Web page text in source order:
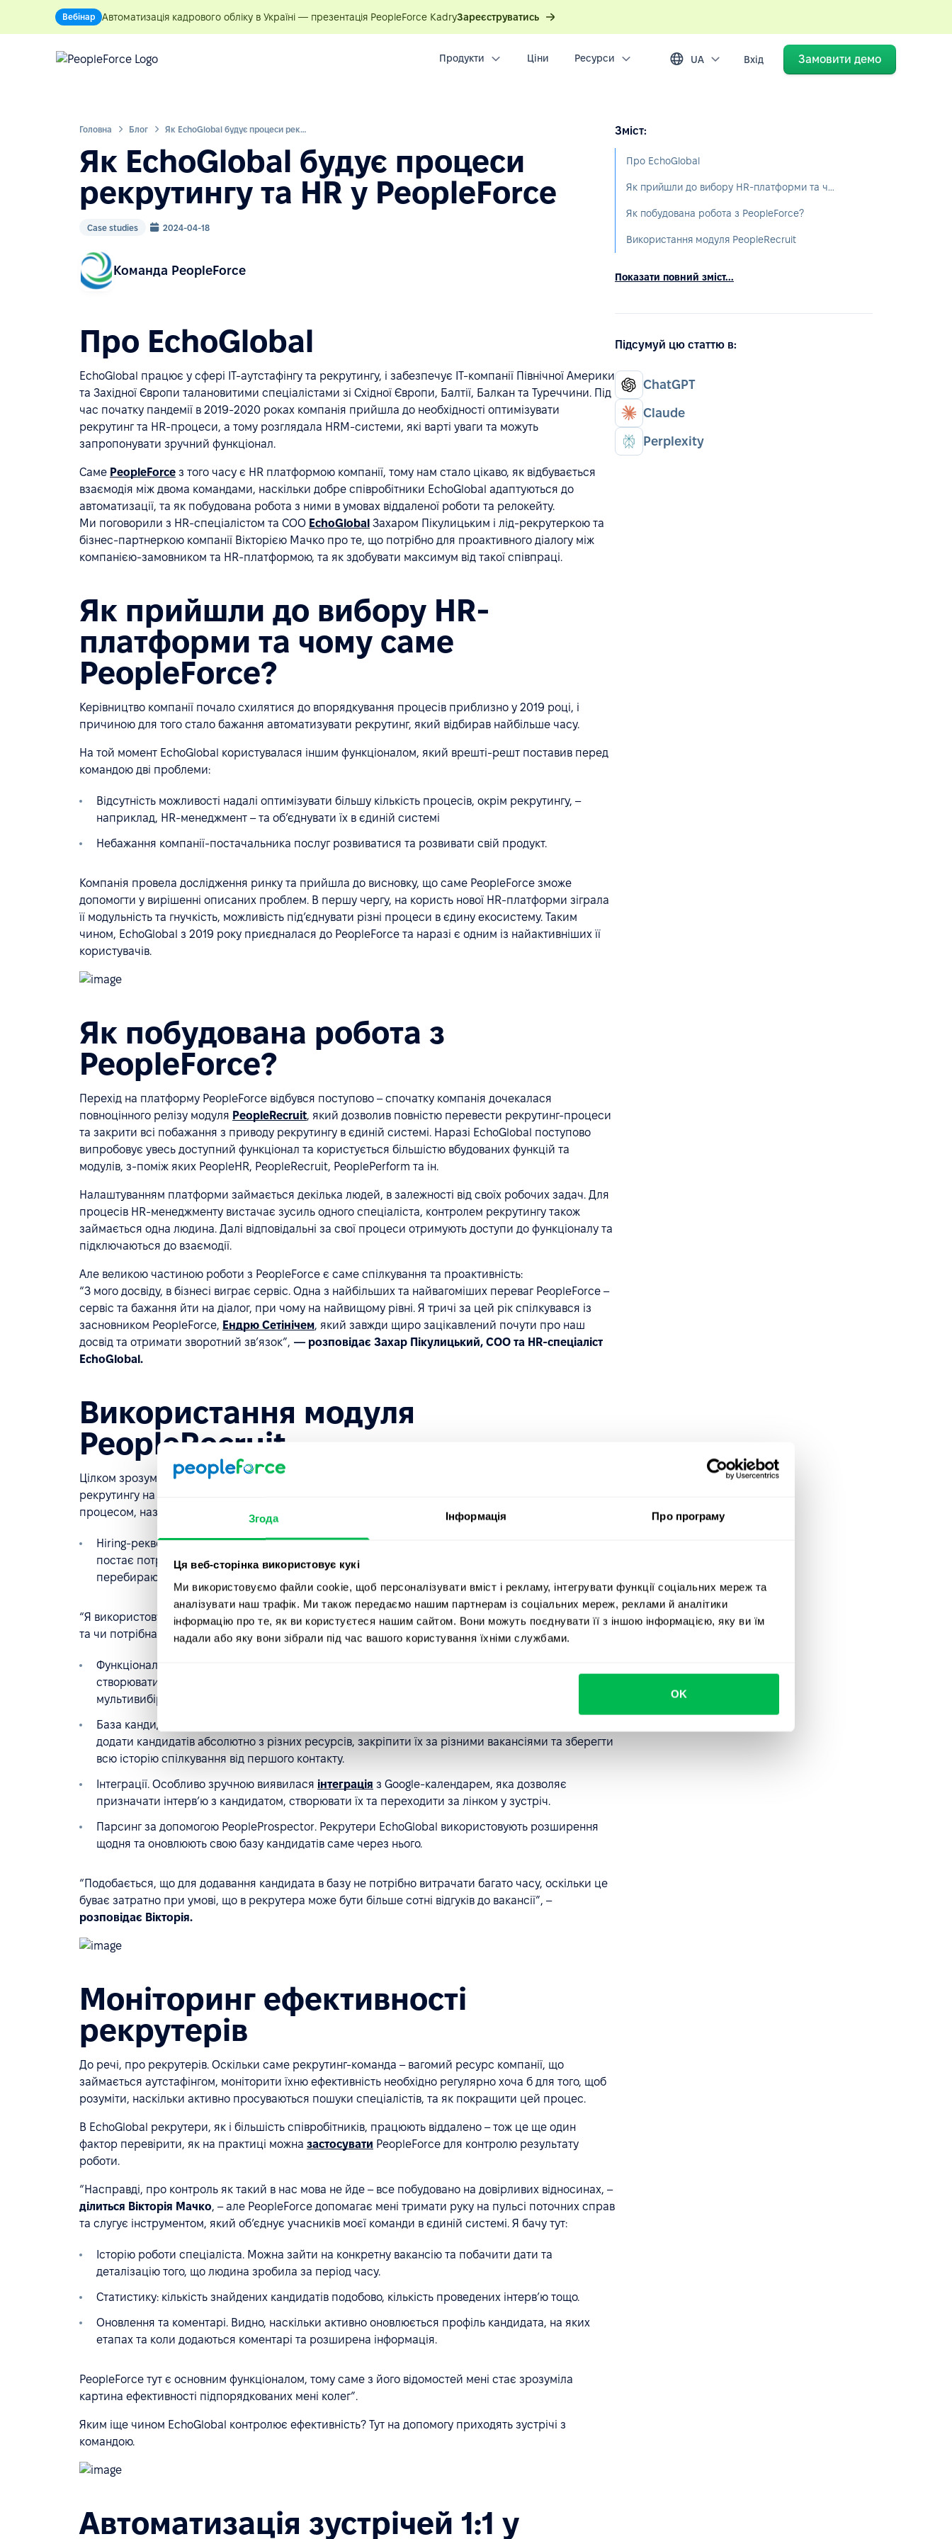
Згода Інформація Про програму
Ця веб-сторінка використовує кукі
Ми використовуємо файли cookie, щоб персоналізувати вміст і рекламу, інтегрувати функції соціальних мереж та
аналізувати наш трафік. Ми також передаємо нашим партнерам із соціальних мереж, реклами й аналітики
інформацію про те, як ви користуєтеся нашим сайтом. Вони можуть поєднувати її з іншою інформацією, яку ви їм
надали або яку вони зібрали під час вашого користування їхніми службами.
OK
Вебінар Автоматизація кадрового обліку в Україні — презентація PeopleForce KadryЗареєструватись
Продукти Ціни Ресурси UA Вхід Замовити демо
Головна Блог Як EchoGlobal будує процеси рекрутингу та HR у PeopleForce
Як EchoGlobal будує процеси
рекрутингу та HR у PeopleForce
Case studies 2024-04-18
Команда PeopleForce
Про EchoGlobal
EchoGlobal працює у сфері IT-аутстафінгу та рекрутингу, і забезпечує IT-компанії Північної Америки
та Західної Європи талановитими спеціалістами зі Східної Європи, Балтії, Балкан та Туреччини. Під
час початку пандемії в 2019-2020 роках компанія прийшла до необхідності оптимізувати
рекрутинг та HR-процеси, а тому розглядала HRM-системи, які варті уваги та можуть
запропонувати зручний функціонал.
Саме PeopleForce з того часу є HR платформою компанії, тому нам стало цікаво, як відбувається
взаємодія між двома командами, наскільки добре співробітники EchoGlobal адаптуються до
автоматизації, та як побудована робота з ними в умовах віддаленої роботи та релокейту.
Ми поговорили з HR-спеціалістом та COO EchoGlobal Захаром Пікулицьким і лід-рекрутеркою та
бізнес-партнеркою компанії Вікторією Мачко про те, що потрібно для проактивного діалогу між
компанією-замовником та HR-платформою, та як здобувати максимум від такої співпраці.
Як прийшли до вибору HR-
платформи та чому саме
PeopleForce?
Керівництво компанії почало схилятися до впорядкування процесів приблизно у 2019 році, і
причиною для того стало бажання автоматизувати рекрутинг, який відбирав найбільше часу.
На той момент EchoGlobal користувалася іншим функціоналом, який врешті-решт поставив перед
командою дві проблеми:
Відсутність можливості надалі оптимізувати більшу кількість процесів, окрім рекрутингу, –
наприклад, HR-менеджмент – та обʼєднувати їх в єдиній системі
Небажання компанії-постачальника послуг розвиватися та розвивати свій продукт.
Компанія провела дослідження ринку та прийшла до висновку, що саме PeopleForce зможе
допомогти у вирішенні описаних проблем. В першу чергу, на користь нової HR-платформи зіграла
її модульність та гнучкість, можливість підʼєднувати різні процеси в єдину екосистему. Таким
чином, EchoGlobal з 2019 року приєдналася до PeopleForce та наразі є одним із найактивніших її
користувачів.
Як побудована робота з
PeopleForce?
Перехід на платформу PeopleForce відбувся поступово – спочатку компанія дочекалася
повноцінного релізу модуля PeopleRecruit, який дозволив повністю перевести рекрутинг-процеси
та закрити всі побажання з приводу рекрутингу в єдиній системі. Наразі EchoGlobal поступово
випробовує увесь доступний функціонал та користується більшістю вбудованих функцій та
модулів, з-поміж яких PeopleHR, PeopleRecruit, PeoplePerform та ін.
Налаштуванням платформи займається декілька людей, в залежності від своїх робочих задач. Для
процесів HR-менеджменту вистачає зусиль одного спеціаліста, контролем рекрутингу також
займається одна людина. Далі відповідальні за свої процеси отримують доступи до функціоналу та
підключаються до взаємодії.
Але великою частиною роботи з PeopleForce є саме спілкування та проактивність:
“З мого досвіду, в бізнесі виграє сервіс. Одна з найбільших та найвагоміших переваг PeopleForce –
сервіс та бажання йти на діалог, при чому на найвищому рівні. Я тричі за цей рік спілкувався із
засновником PeopleForce, Ендрю Сетінічем, який завжди щиро зацікавлений почути про наш
досвід та отримати зворотний звʼязок”, — розповідає Захар Пікулицький, COO та HR-спеціаліст
EchoGlobal.
Використання модуля
PeopleRecruit
Цілком зрозуміло, що як компанія у сфері стафінгу, EchoGlobal мала на меті автоматизацію
рекрутингу на високому рівні. Вікторія Мачко, як лід-рекрутерка EchoGlobal та керуюча цим
процесом, назвала топ-5 функцій, які використовуються найчастіше в повсякденній роботі:
Hiring-реквести або запити на найм. Аккаунт-менеджер компанії створює
постає потреба у фахівці певного профілю. Надалі Вікторія та її команда рекрутерів
перебирають на себе цей запит, обробляють його та моніторять його розвиток.
“Я використовую дашборди, щоб особисто слідкувати за тим, як йде набір, чи виникають помилки,
та чи потрібна допомога рекрутинг-менеджерам”, –ділиться Вікторія.
Функціонал вакансій та воронка найму. З огляду на те, що воронка кастомна, рекрутерам зручно
створювати власні етапи та власні окремі воронки на вакансії, а також використовувати
мультивибір при перенесенні кандидатів.
База кандидатів. Компанії подобається, що платформа допомагає зібрати велику єдину базу,
додати кандидатів абсолютно з різних ресурсів, закріпити їх за різними вакансіями та зберегти
всю історію спілкування від першого контакту.
Інтеграції. Особливо зручною виявилася інтеграція з Google-календарем, яка дозволяє
призначати інтервʼю з кандидатом, створювати їх та переходити за лінком у зустріч.
Парсинг за допомогою PeopleProspector. Рекрутери EchoGlobal використовують розширення
щодня та оновлюють свою базу кандидатів саме через нього.
“Подобається, що для додавання кандидата в базу не потрібно витрачати багато часу, оскільки це
буває затратно при умові, що в рекрутера може бути більше сотні відгуків до вакансії”, –
розповідає Вікторія.
Моніторинг ефективності
рекрутерів
До речі, про рекрутерів. Оскільки саме рекрутинг-команда – вагомий ресурс компанії, що
займається аутстафінгом, моніторити їхню ефективність необхідно регулярно хоча б для того, щоб
розуміти, наскільки активно просуваються пошуки спеціалістів, та як покращити цей процес.
В EchoGlobal рекрутери, як і більшість співробітників, працюють віддалено – тож це ще один
фактор перевірити, як на практиці можна застосувати PeopleForce для контролю результату
роботи.
“Насправді, про контроль як такий в нас мова не йде – все побудовано на довірливих відносинах, –
ділиться Вікторія Мачко, – але PeopleForce допомагає мені тримати руку на пульсі поточних справ
та слугує інструментом, який обʼєднує учасників моєї команди в єдиній системі. Я бачу тут:
Історію роботи спеціаліста. Можна зайти на конкретну вакансію та побачити дати та
деталізацію того, що людина зробила за період часу.
Статистику: кількість знайдених кандидатів подобово, кількість проведених інтервʼю тощо.
Оновлення та коментарі. Видно, наскільки активно оновлюється профіль кандидата, на яких
етапах та коли додаються коментарі та розширена інформація.
PeopleForce тут є основним функціоналом, тому саме з його відомостей мені стає зрозуміла
картина ефективності підпорядкованих мені колег”.
Яким іще чином EchoGlobal контролює ефективність? Тут на допомогу приходять зустрічі з
командою.
Автоматизація зустрічей 1:1 y
Зміст:
Про EchoGlobal
Як прийшли до вибору HR-платформи та чому саме PeopleForce?
Як побудована робота з PeopleForce?
Використання модуля PeopleRecruit
Показати повний зміст...
Підсумуй цю статтю в:
ChatGPT
Claude
Perplexity